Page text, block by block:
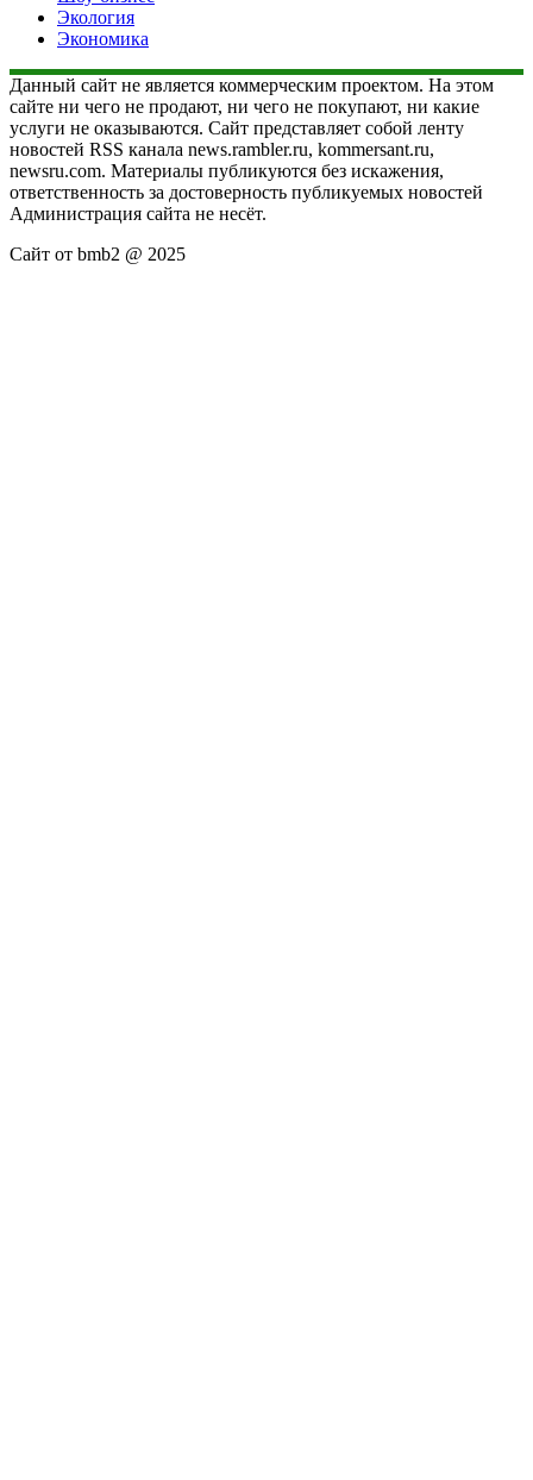
Экология
Экономика
Данный сайт не является коммерческим проектом. На этом
сайте ни чего не продают, ни чего не покупают, ни какие
услуги не оказываются. Сайт представляет собой ленту
новостей RSS канала news.rambler.ru, kommersant.ru,
newsru.com. Материалы публикуются без искажения,
ответственность за достоверность публикуемых новостей
Администрация сайта не несёт.
Сайт от bmb2 @ 2025